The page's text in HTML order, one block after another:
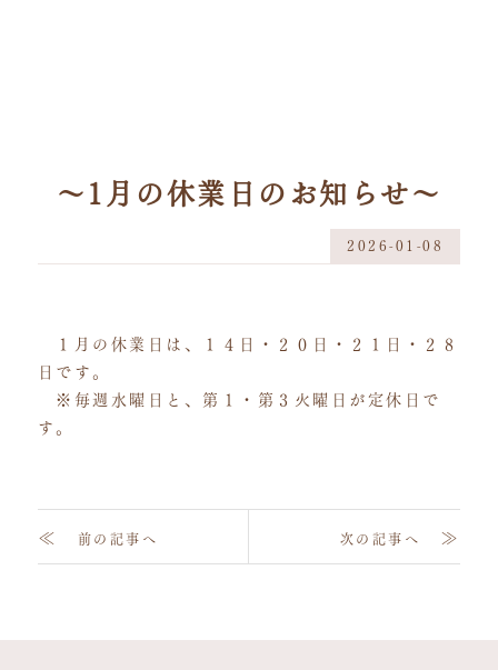
～1月の休業日のお知らせ～
2026-01-08
１月の休業日は、１４日・２０日・２１日・２８
日です。
※毎週水曜日と、第１・第３火曜日が定休日で
す。
≪ 前の記事へ 次の記事へ ≫